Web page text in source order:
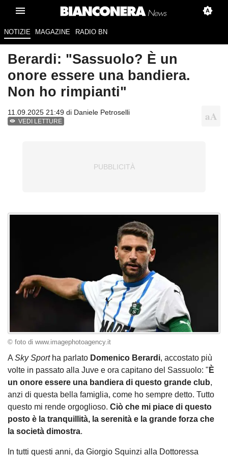
NOTIZIE MAGAZINE RADIO BN
Berardi: "Sassuolo? È un
onore essere una bandiera.
Non ho rimpianti"
11.09.2025 21:49 di Daniele Petroselli
VEDI LETTURE
© foto di www.imagephotoagency.it
A Sky Sport ha parlato Domenico Berardi, accostato più
volte in passato alla Juve e ora capitano del Sassuolo: " È
un onore essere una bandiera di questo grande club,
anzi di questa bella famiglia, come ho sempre detto. Tutto
questo mi rende orgoglioso. Ciò che mi piace di questo
posto è la tranquillità, la serenità e la grande forza che
la società dimostra.
In tutti questi anni, da Giorgio Squinzi alla Dottoressa